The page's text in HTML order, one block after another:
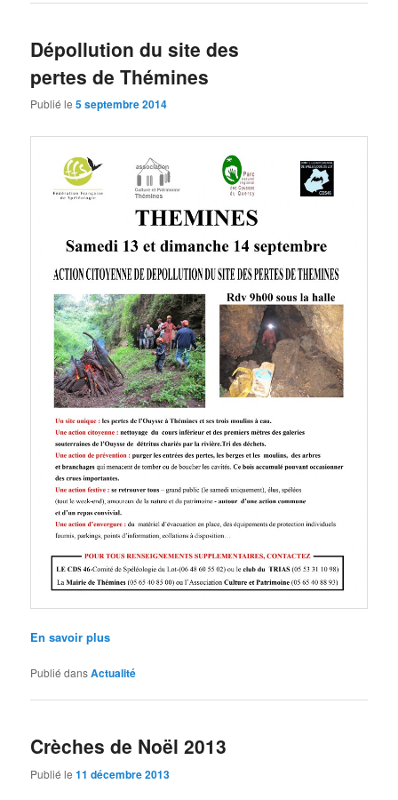
Dépollution du site des
pertes de Thémines
Publié le5 septembre 2014
En savoir plus
Publié dansActualité
Crèches de Noël 2013
Publié le11 décembre 2013